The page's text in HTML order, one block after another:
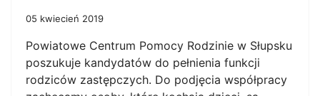
05 kwiecień 2019
Powiatowe Centrum Pomocy Rodzinie w Słupsku
poszukuje kandydatów do pełnienia funkcji
rodziców zastępczych. Do podjęcia współpracy